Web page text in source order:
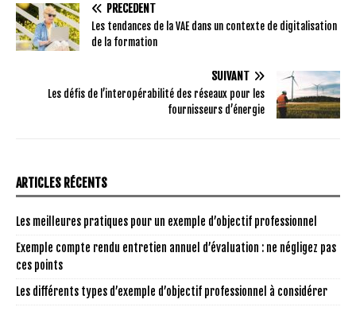
PRÉCÉDENT
Les tendances de la VAE dans un contexte de digitalisation
de la formation
SUIVANT
Les défis de l’interopérabilité des réseaux pour les
fournisseurs d’énergie
ARTICLES RÉCENTS
Les meilleures pratiques pour un exemple d’objectif professionnel
Exemple compte rendu entretien annuel d’évaluation : ne négligez pas
ces points
Les différents types d’exemple d’objectif professionnel à considérer